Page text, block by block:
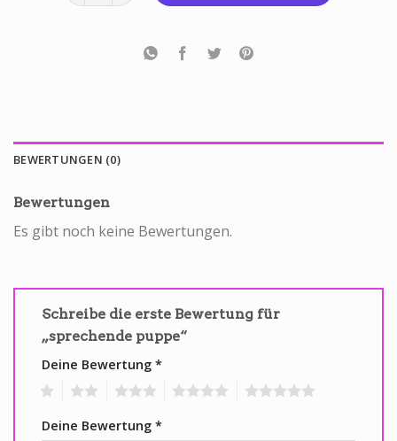
BEWERTUNGEN (0)
Bewertungen
Es gibt noch keine Bewertungen.
Schreibe die erste Bewertung für
„sprechende puppe“
Deine Bewertung *
Deine Bewertung *